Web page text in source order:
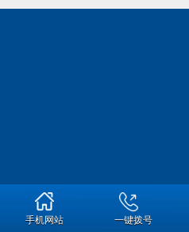
手机网站 一键拨号